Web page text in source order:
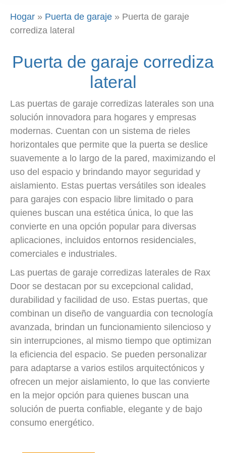
Hogar » Puerta de garaje » Puerta de garaje
corrediza lateral
Puerta de garaje corrediza
lateral
Las puertas de garaje corredizas laterales son una
solución innovadora para hogares y empresas
modernas. Cuentan con un sistema de rieles
horizontales que permite que la puerta se deslice
suavemente a lo largo de la pared, maximizando el
uso del espacio y brindando mayor seguridad y
aislamiento. Estas puertas versátiles son ideales
para garajes con espacio libre limitado o para
quienes buscan una estética única, lo que las
convierte en una opción popular para diversas
aplicaciones, incluidos entornos residenciales,
comerciales e industriales.
Las puertas de garaje corredizas laterales de Rax
Door se destacan por su excepcional calidad,
durabilidad y facilidad de uso. Estas puertas, que
combinan un diseño de vanguardia con tecnología
avanzada, brindan un funcionamiento silencioso y
sin interrupciones, al mismo tiempo que optimizan
la eficiencia del espacio. Se pueden personalizar
para adaptarse a varios estilos arquitectónicos y
ofrecen un mejor aislamiento, lo que las convierte
en la mejor opción para quienes buscan una
solución de puerta confiable, elegante y de bajo
consumo energético.